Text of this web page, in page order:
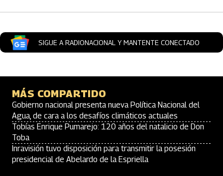
SIGUE A RADIONACIONAL Y MANTENTE CONECTADO
MÁS COMPARTIDO
Gobierno nacional presenta nueva Política Nacional del
Agua, de cara a los desafíos climáticos actuales
Tobías Enrique Pumarejo: 120 años del natalicio de Don
Toba
Inravisión tuvo disposición para transmitir la posesión
presidencial de Abelardo de la Espriella